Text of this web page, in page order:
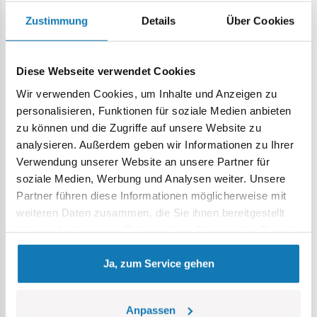
Zustimmung Details Über Cookies
Diese Webseite verwendet Cookies
Wir verwenden Cookies, um Inhalte und Anzeigen zu
personalisieren, Funktionen für soziale Medien anbieten
zu können und die Zugriffe auf unsere Website zu
analysieren. Außerdem geben wir Informationen zu Ihrer
Verwendung unserer Website an unsere Partner für
soziale Medien, Werbung und Analysen weiter. Unsere
Partner führen diese Informationen möglicherweise mit
weiteren Daten zusammen, die Sie ihnen bereitgestellt
gesammelt haben.
Ja, zum Service gehen
Anpassen
Farben:
Homepage Einzelteile Allgemeines Zubehör
Warnung
Achtung: Nicht für Kinder unter 36 Monaten geeignet.
Erstickungsgefahr. Kleine Teile könnten verschluckt
werden. Wir empfehlen, die Verpackung als Referenz
Abbildung abweichen.